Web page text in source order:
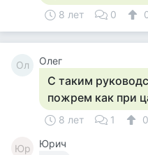
8 лет 0
Ол Олег
С таким
пожрем как при
8 лет 1 0
Юр Юрич